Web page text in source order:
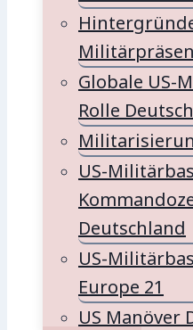
Globale US-
Rolle
US-
Deutschland
US-
Europe 21
US Manöver